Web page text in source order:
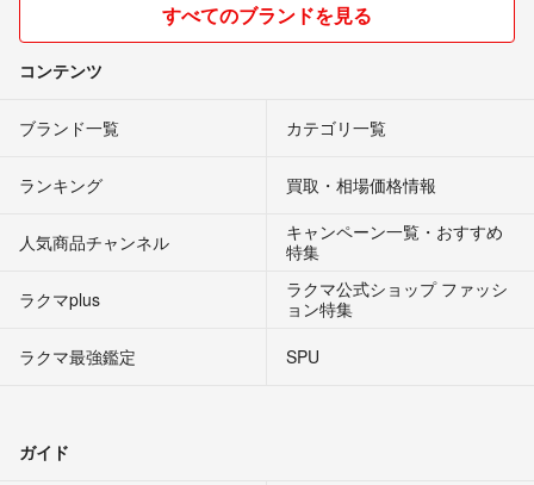
すべてのブランドを見る
コンテンツ
ブランド一覧 カテゴリ一覧
ランキング 買取・相場価格情報
人気商品チャンネル
キャンペーン一覧・おすすめ
特集
ラクマplus
ラクマ公式ショップ ファッシ
ョン特集
ラクマ最強鑑定
SPU
ガイド